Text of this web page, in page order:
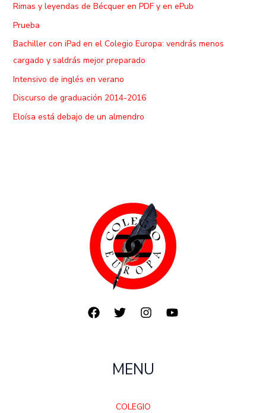
Rimas y leyendas de Bécquer en PDF y en ePub
Prueba
Bachiller con iPad en el Colegio Europa: vendrás menos
cargado y saldrás mejor preparado
Intensivo de inglés en verano
Discurso de graduación 2014-2016
Eloísa está debajo de un almendro
MENU
COLEGIO